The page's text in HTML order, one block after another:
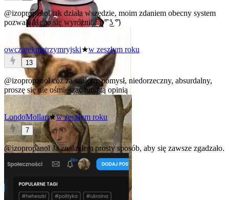
@izopropanoltak działa wszędzie, moim zdaniem obecny system
pozwala Hejto się wyróżniać ( ͡° ͜ʖ ͡°)
owczareknietrzymryjski★w zeszłym roku
13
@izopropanolcóż za szalony pomysł, niedorzeczny, absurdalny,
proszę się nie ośmieszać tutaj tą opinią
LondoMollari★w zeszłym roku
7
@izopropanolJa znalazłem prosty sposób, aby się zawsze zgadzało.